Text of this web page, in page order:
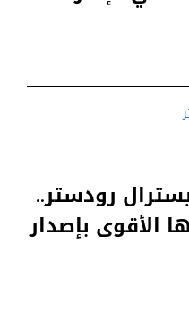
دبليو 16 ميسترال رودستر..
الأقوى بإصدار